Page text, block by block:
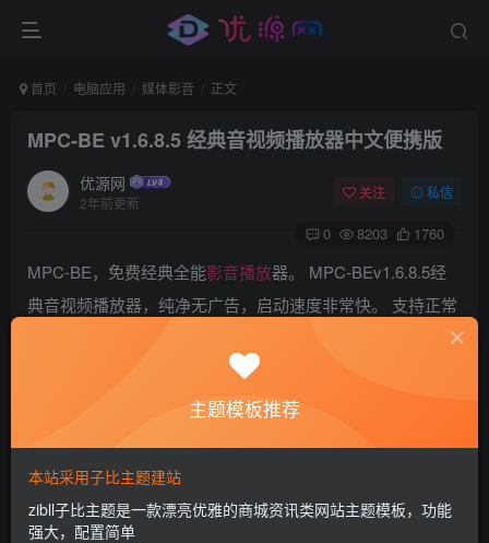
首页 电脑应用 媒体影音 正文
MPC-BE v1.6.8.5 经典音视频播放器中文便携版
优源网
2年前更新
关注 私信
0 8203 1760
MPC-BE，免费经典全能影音播放器。 MPC-BEv1.6.8.5经
典音视频播放器，纯净无广告，启动速度非常快。 支持正常
播放各种视频格式，播放流畅不卡顿，低配电脑播放高清视
频流畅无压力。 MPC-BE，内置最新音视频解码器、音视频
过滤器、字幕渲染器、滤镜、分离器等功能。 此外，它还为
需输入源文件的URL地址即可。
主题模板推荐
本站采用子比主题建站
zibll子比主题是一款漂亮优雅的商城资讯类网站主题模板，功能
强大，配置简单